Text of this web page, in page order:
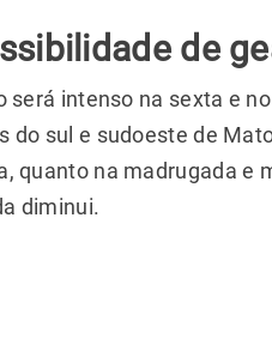
de
será intenso na sexta e
do sul e sudoeste de
quanto na madrugada e
diminui.